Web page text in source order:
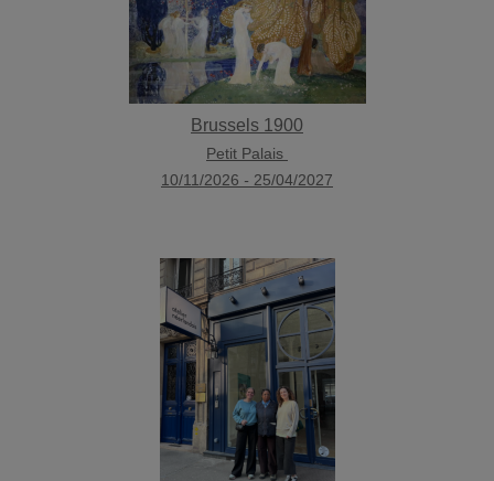
Brussels 1900
Petit Palais
10/11/2026 - 25/04/2027